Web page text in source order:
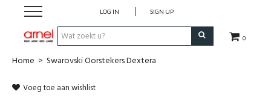
0
LOG IN SIGN UP
Koken
Home > Swarovski Oorstekers Dextera
Voeg toe aan wishlist